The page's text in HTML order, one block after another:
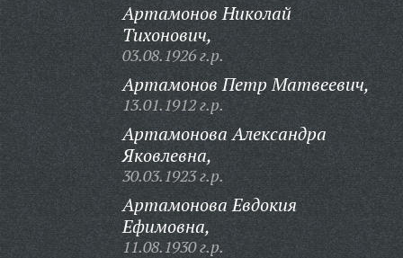
Артамонов Николай
Тихонович,
03.08.1926 г.р.
Артамонов Петр Матвеевич,
13.01.1912 г.р.
Артамонова Александра
Яковлевна,
30.03.1923 г.р.
Артамонова Евдокия
Ефимовна,
11.08.1930 г.р.